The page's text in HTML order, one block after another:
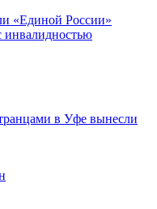
«Единой России»
инвалидностью
в Уфе вынесли